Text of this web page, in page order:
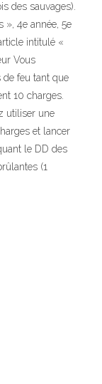
des sauvages).
», 4e année, 5e
intitulé «
Vous
de feu tant que
10 charges.
utiliser une
et lancer
le DD des
(1